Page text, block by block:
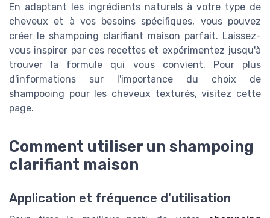
En adaptant les ingrédients naturels à votre type de
cheveux et à vos besoins spécifiques, vous pouvez
créer le shampoing clarifiant maison parfait. Laissez-
vous inspirer par ces recettes et expérimentez jusqu'à
trouver la formule qui vous convient. Pour plus
d'informations sur l'importance du choix de
shampooing pour les cheveux texturés, visitez cette
page.
Comment utiliser un shampoing
clarifiant maison
Application et fréquence d'utilisation